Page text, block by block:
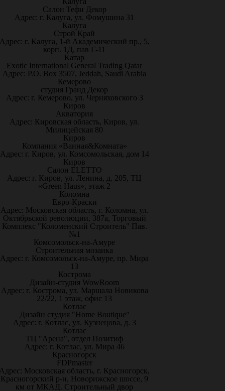
Салон Тефи Декор
Адрес: г. Калуга, ул. Фомушина 31
Калуга
Строй Край
г. Калуга, 1-й Академический пр., 5,
корп. 1Д, пав Г-11
Катар
Exotic International General Trading Qatar
Адрес: P.O. Box 3507, Jeddah, Saudi Arabia
Кемерово
студия Гранд Декор
Адрес: г. Кемерово, ул. Черняховского 3
Киров
Акватория
Адрес: Кировская область, Киров, ул.
Милицейская 80
Киров
Компания «Ванная&Комната»
Адрес: г. Киров, ул. Комсомольская, дом 14
Киров
Салон ELETTO
Адрес: г. Киров, ул. Ленина, д. 205, ТЦ
«Green Haus», этаж 2
Коломна
Евро-Краски
Адрес: Московская область, г. Коломна, ул.
Октябрьской революции, 387а, Торговый
Комплекс "Коломенский Строитель" Пав.
№1
Комсомольск-на-Амуре
Строительная мозаика
Адрес: г. Комсомольск-на-Амуре, пр. Мира
13
Кострома
Дизайн-студия WowRoom
Адрес: г. Кострома, ул. Маршала Новикова
22/22, 1 этаж, офис 13
Котлас
Дизайн студия "Home Boutique"
Адрес: г. Котлас, ул. Кузнецова, д. 3
Котлас
ТЦ "Арена", отдел Позитиф
Адрес: г. Котлас, ул. Мира 46
Красногорск
FDPmaster
Московская область, г. Красногорск,
Красногорский р-н, Новорижское шоссе, 9
км от МКАД. Строительный двор